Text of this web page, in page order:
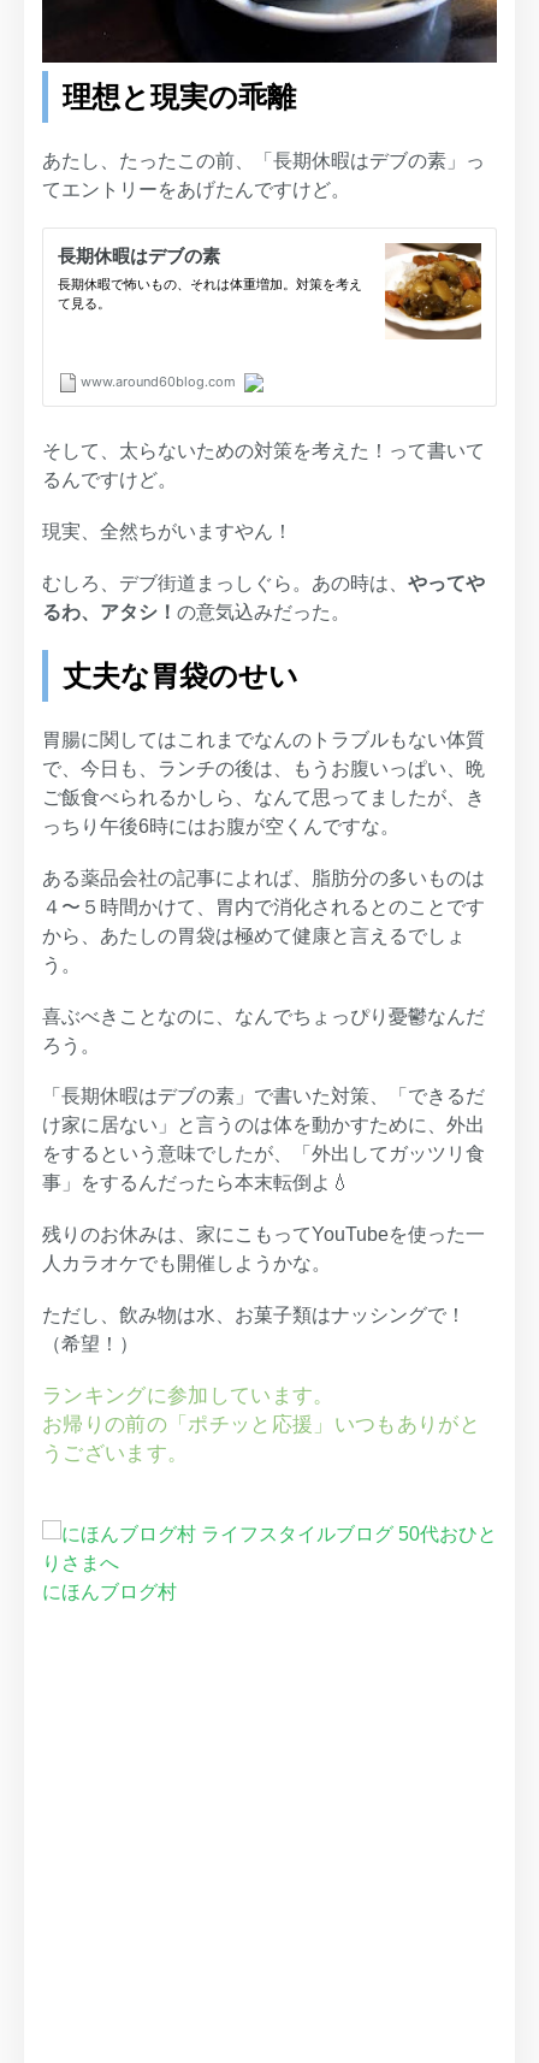
理想と現実の乖離
あたし、たったこの前、「長期休暇はデブの素」っ
てエントリーをあげたんですけど。
そして、太らないための対策を考えた！って書いて
るんですけど。
現実、全然ちがいますやん！
むしろ、デブ街道まっしぐら。あの時は、 やってや
るわ、アタシ！ の意気込みだった。
丈夫な胃袋のせい
胃腸に関してはこれまでなんのトラブルもない体質
で、今日も、ランチの後は、もうお腹いっぱい、晩
ご飯食べられるかしら、なんて思ってましたが、き
っちり午後6時にはお腹が空くんですな。
ある薬品会社の記事によれば、脂肪分の多いものは
４〜５時間かけて、胃内で消化されるとのことです
から、あたしの胃袋は極めて健康と言えるでしょ
う。
喜ぶべきことなのに、なんでちょっぴり憂鬱なんだ
ろう。
「長期休暇はデブの素」で書いた対策、「できるだ
け家に居ない」と言うのは体を動かすために、外出
をするという意味でしたが、「外出してガッツリ食
事」をするんだったら本末転倒よ💧
残りのお休みは、家にこもってYouTubeを使った一
人カラオケでも開催しようかな。
ただし、飲み物は水、お菓子類はナッシングで！
（希望！）
ランキングに参加しています。
お帰りの前の「ポチッと応援」いつもありがと
うございます。
にほんブログ村